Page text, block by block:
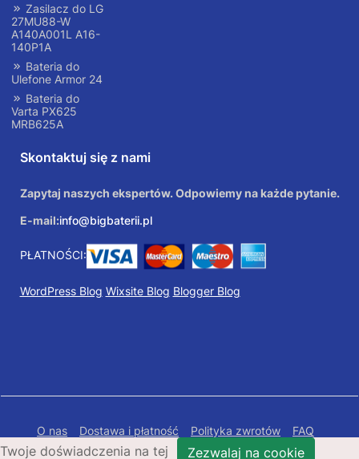
Zasilacz do LG
27MU88-W
A140A001L A16-
140P1A
Bateria do
Ulefone Armor 24
Bateria do
Varta PX625
MRB625A
Skontaktuj się z nami
Zapytaj naszych ekspertów. Odpowiemy na każde pytanie.
E-mail:info@bigbaterii.pl
PŁATNOŚCI:
WordPress Blog Wixsite Blog Blogger Blog
O nas Dostawa i płatność Polityka zwrotów
FAQ
Polityka prywatności
Mapa Strony
Twoje doświadczenia na tej Zezwalaj na cookie